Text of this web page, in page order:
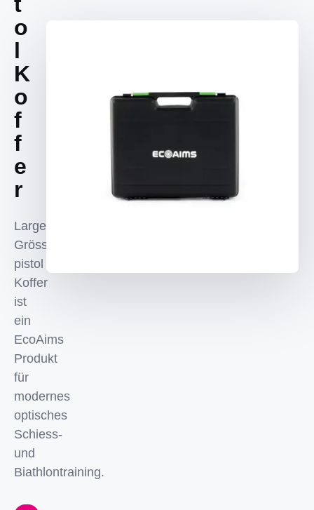
o
l
K
o
f
f
e
r
Large
Grösse
pistol
Koffer
ist
ein
EcoAims
Produkt
für
modernes
optisches
Schiess-
und
Biathlontraining.